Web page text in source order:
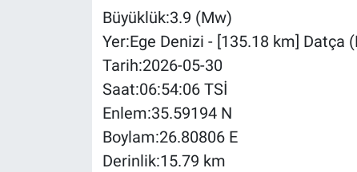
Büyüklük:3.9 (Mw)
Yer:Ege Denizi - [135.18 km] Datça
Tarih:2026-05-30
Saat:06:54:06 TSİ
Enlem:35.59194 N
Boylam:26.80806 E
Derinlik:15.79 km